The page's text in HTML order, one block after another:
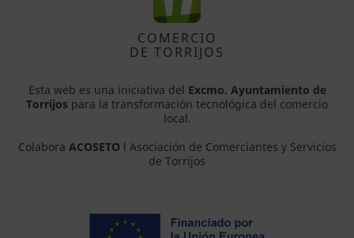
COMERCIO
DE TORRIJOS
Esta web es una iniciativa del Excmo. Ayuntamiento de
Torrijos para la transformación tecnológica del comercio
local.
Colabora ACOSETO l Asociación de Comerciantes y Servicios
de Torrijos